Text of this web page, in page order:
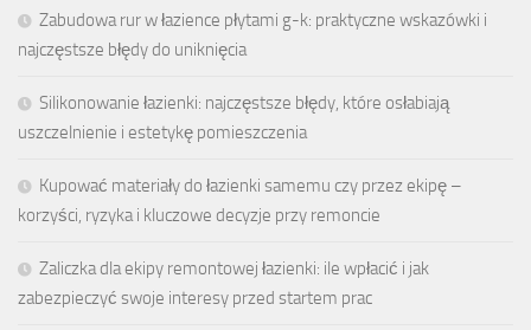
Zabudowa rur w łazience płytami g-k: praktyczne wskazówki i
najczęstsze błędy do uniknięcia
Silikonowanie łazienki: najczęstsze błędy, które osłabiają
uszczelnienie i estetykę pomieszczenia
Kupować materiały do łazienki samemu czy przez ekipę –
korzyści, ryzyka i kluczowe decyzje przy remoncie
Zaliczka dla ekipy remontowej łazienki: ile wpłacić i jak
zabezpieczyć swoje interesy przed startem prac